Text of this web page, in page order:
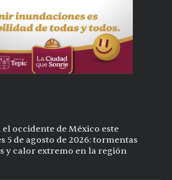
el occidente de México este
5 de agosto de 2026: tormentas
y calor extremo en la región